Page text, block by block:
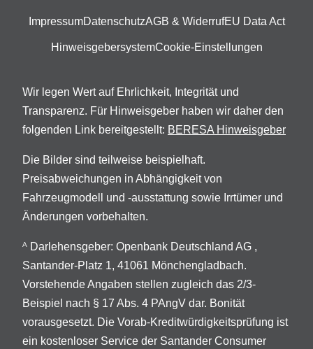
ImpressumDatenschutzAGB & WiderrufEU Data Act
HinweisgebersystemCookie-Einstellungen
Wir legen Wert auf Ehrlichkeit, Integrität und
Transparenz. Für Hinweisgeber haben wir daher den
folgenden Link bereitgestellt: BERESA Hinweisgeber
Die Bilder sind teilweise beispielhaft.
Preisabweichungen in Abhängigkeit von
Fahrzeugmodell und -ausstattung sowie Irrtümer und
Änderungen vorbehalten.
A
Darlehensgeber: Openbank Deutschland AG ,
Santander-Platz 1, 41061 Mönchengladbach.
Vorstehende Angaben stellen zugleich das 2/3-
Beispiel nach § 17 Abs. 4 PAngV dar. Bonität
vorausgesetzt. Die Vorab-Kreditwürdigkeitsprüfung ist
ein kostenloser Service der Santander Consumer